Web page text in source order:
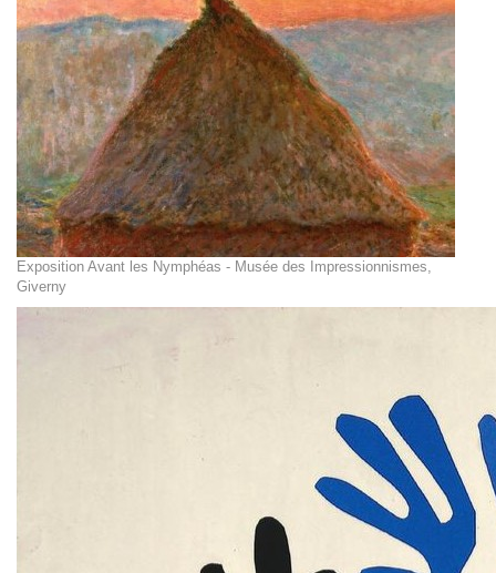
Exposition Avant les Nymphéas - Musée des Impressionnismes,
Giverny